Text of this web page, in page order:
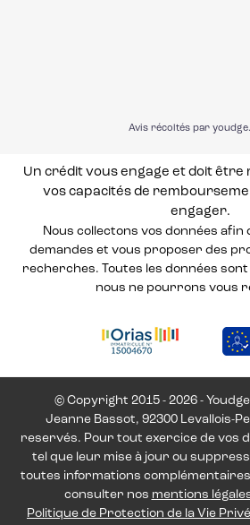
Avis récoltés par
Un crédit vous engage et doit
vos capacités de
engager.
Nous collectons vos données afin
demandes et vous proposer des
recherches. Toutes les données
nous ne pourrons vous
© Copyright 2015 - 2026 -
Jeanne Bassot, 92300 Levallois-
reservés. Pour tout exercice de vos
tel que leur mise à jour ou
toutes informations
consulter nos mentions
Politique de Protection de la Vie